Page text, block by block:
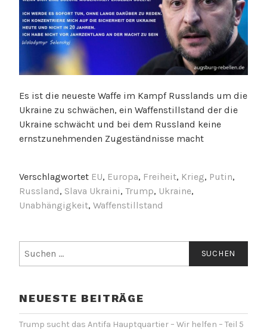
Es ist die neueste Waffe im Kampf Russlands um die
Ukraine zu schwächen, ein Waffenstillstand der die
Ukraine schwächt und bei dem Russland keine
ernstzunehmenden Zugeständnisse macht
Verschlagwortet EU, Europa, Freiheit, Krieg, Putin,
Russland, Slava Ukraini, Trump, Ukraine,
Unabhängigkeit, Waffenstillstand
nach:
NEUESTE BEITRÄGE
Trump sucht das Antifa Hauptquartier – Wir helfen – Teil 5